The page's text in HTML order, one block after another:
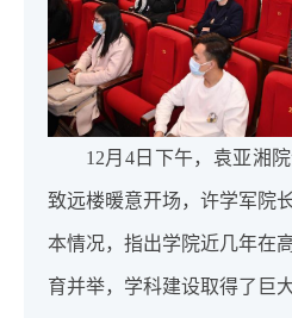
12月4日下午，袁亚湘
致远楼暖意开场，许学军院
本情况，指出学院近几年在
育并举，学科建设取得了巨